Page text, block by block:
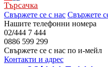
Търсачка
Свържете се с нас Свържете
Нашите телефонни номера
02/444 7 444
0886 599 299
Свържете се с нас по и-мейл
Контакти и адрес